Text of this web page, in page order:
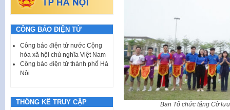
Ban Tổ chức tặng Cờ
CÔNG BÁO ĐIỆN TỬ
Công báo điện tử nước Cộng
hòa xã hội chủ nghĩa Việt Nam
Công báo điện tử thành phố Hà
Nội
THỐNG KÊ TRUY CẬP